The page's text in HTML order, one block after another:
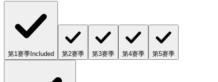
第1赛季 Included 第2赛季 第3赛季 第4赛季 第5赛季